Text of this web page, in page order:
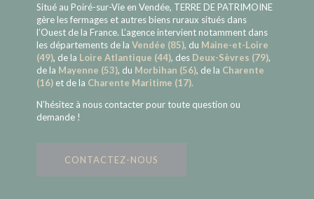
Situé au Poiré-sur-Vie en Vendée, TERRE DE PATRIMOINE
gère les fermages et autres biens ruraux situés dans
l’Ouest de la France. L’agence intervient notamment dans
les départements de laVendée (85), du Maine-et-Loire
(49), de la Loire Atlantique (44), des Deux-Sèvres (79),
de la Mayenne (53), du Morbihan (56), de la Charente
(16) et de la Charente Maritime (17).
N’hésitez à nous contacter pour toute question ou
demande !
CONTACTEZ-NOUS